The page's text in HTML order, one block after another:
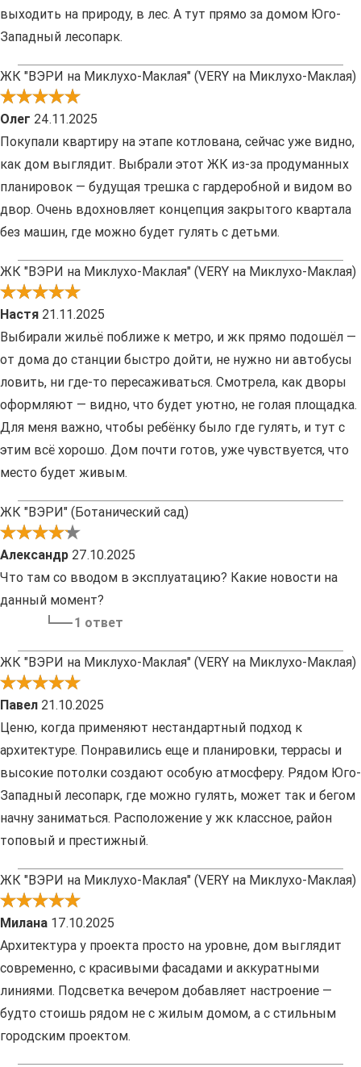
выходить на природу, в лес. А тут прямо за домом Юго-
Западный лесопарк.
ЖК "ВЭРИ на Миклухо-Маклая" (VERY на Миклухо-Маклая)
Олег 24.11.2025
Покупали квартиру на этапе котлована, сейчас уже видно,
как дом выглядит. Выбрали этот ЖК из-за продуманных
планировок — будущая трешка с гардеробной и видом во
двор. Очень вдохновляет концепция закрытого квартала
без машин, где можно будет гулять с детьми.
ЖК "ВЭРИ на Миклухо-Маклая" (VERY на Миклухо-Маклая)
Настя 21.11.2025
Выбирали жильё поближе к метро, и жк прямо подошёл —
от дома до станции быстро дойти, не нужно ни автобусы
ловить, ни где-то пересаживаться. Смотрела, как дворы
оформляют — видно, что будет уютно, не голая площадка.
Для меня важно, чтобы ребёнку было где гулять, и тут с
этим всё хорошо. Дом почти готов, уже чувствуется, что
место будет живым.
ЖК "ВЭРИ" (Ботанический сад)
Александр 27.10.2025
Что там со вводом в эксплуатацию? Какие новости на
данный момент?
1 ответ
ЖК "ВЭРИ на Миклухо-Маклая" (VERY на Миклухо-Маклая)
Павел 21.10.2025
Ценю, когда применяют нестандартный подход к
архитектуре. Понравились еще и планировки, террасы и
высокие потолки создают особую атмосферу. Рядом Юго-
Западный лесопарк, где можно гулять, может так и бегом
начну заниматься. Расположение у жк классное, район
топовый и престижный.
ЖК "ВЭРИ на Миклухо-Маклая" (VERY на Миклухо-Маклая)
Милана 17.10.2025
Архитектура у проекта просто на уровне, дом выглядит
современно, с красивыми фасадами и аккуратными
линиями. Подсветка вечером добавляет настроение —
будто стоишь рядом не с жилым домом, а с стильным
городским проектом.